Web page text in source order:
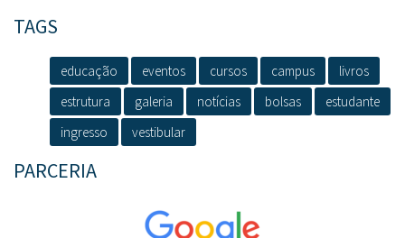
TAGS
educação eventos cursos campus
livros
estrutura
galeria notícias bolsas
estudante
ingresso
vestibular
PARCERIA